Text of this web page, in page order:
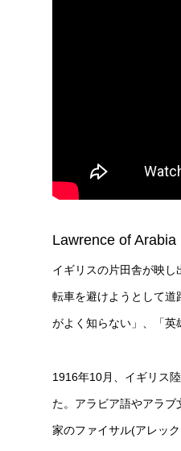
Lawrence of
イギリスの片田舎が映
転車を避けようとして
がよく知らない」、「
1916年10月、イギリス
た。アラビア語やアラ
家のファイサル(アレッ